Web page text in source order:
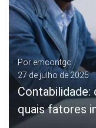
Poremcontgc
27 de julho de 2025
Contabilidade:
quais fatores